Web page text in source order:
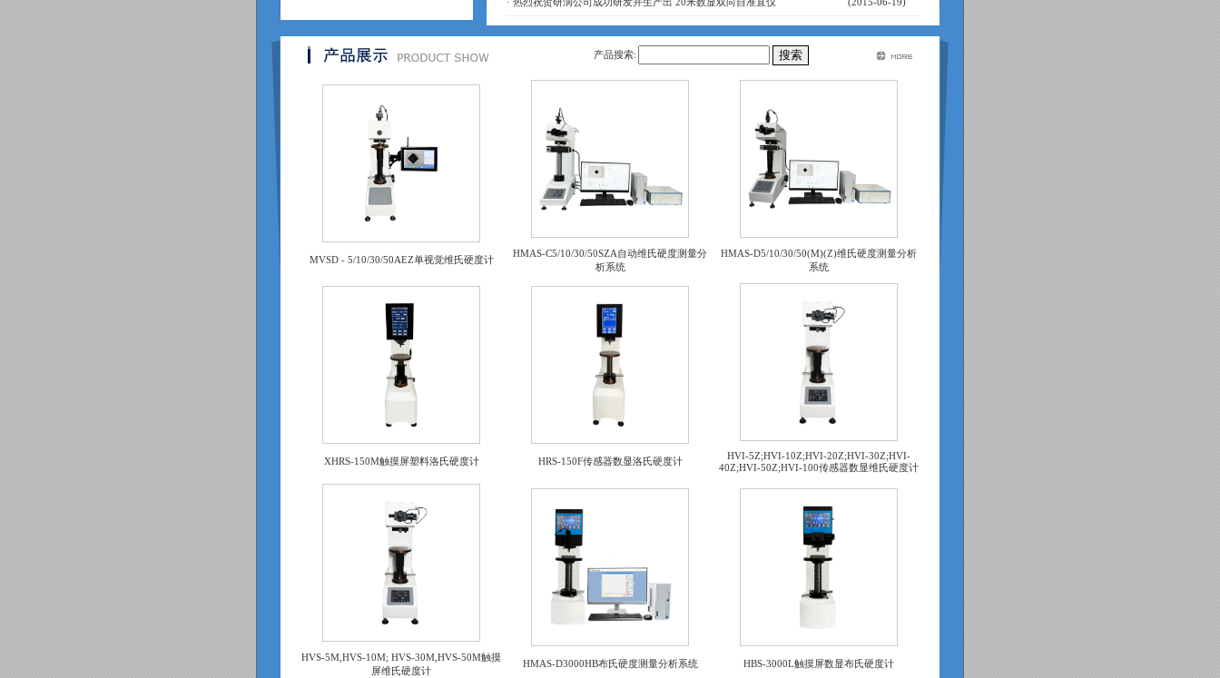
产品搜索:
MVSD - 5/10/30/50AEZ单视觉维氏硬度计
HMAS-C5/10/30/50SZA自动维氏硬度测量分
析系统
HMAS-D5/10/30/50(M)(Z)维氏硬度测量分析
系统
XHRS-150M触摸屏塑料洛氏硬度计 HRS-150F传感器数显洛氏硬度计
HVI-5Z;HVI-10Z;HVI-20Z;HVI-30Z;HVI-
40Z;HVI-50Z;HVI-100传感器数显维氏硬度计
HVS-5M,HVS-10M; HVS-30M,HVS-50M触摸
屏维氏硬度计
HMAS-D3000HB布氏硬度测量分析系统 HBS-3000L触摸屏数显布氏硬度计